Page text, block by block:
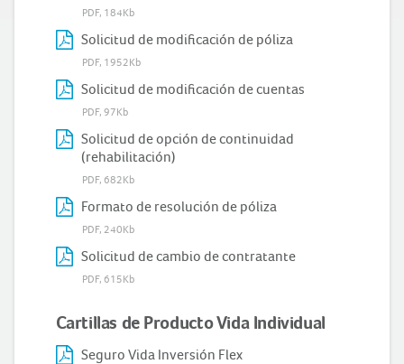
PDF, 184Kb
Solicitud de modificación de póliza
PDF, 1952Kb
Solicitud de modificación de cuentas
PDF, 97Kb
Solicitud de opción de continuidad
(rehabilitación)
PDF, 682Kb
Formato de resolución de póliza
PDF, 240Kb
Solicitud de cambio de contratante
PDF, 615Kb
Cartillas de Producto Vida Individual
Seguro Vida Inversión Flex